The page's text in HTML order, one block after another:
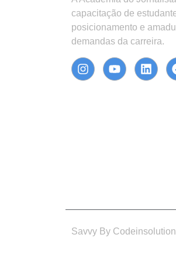
capacitação de
posicionamento e
demandas da carreira.
Savvy By